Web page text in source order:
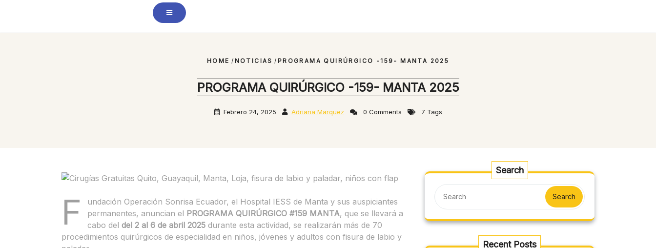
Hamburger Toggle Menu
HOME / NOTICIAS / PROGRAMA QUIRÚRGICO -159- MANTA 2025
PROGRAMA QUIRÚRGICO -159- MANTA 2025
Febrero 24, 2025 Adriana Marquez 0 Comments 7 Tags
F
undación Operación Sonrisa Ecuador, el Hospital IESS de Manta y sus auspiciantes
permanentes, anuncian el PROGRAMA QUIRÚRGICO #159 MANTA, que se llevará a
cabo del del 2 al 6 de abril 2025 durante esta actividad, se realizarán más de 70
procedimientos quirúrgicos de especialidad en niños, jóvenes y adultos con fisura de labio y
Search
Search
Recent Posts